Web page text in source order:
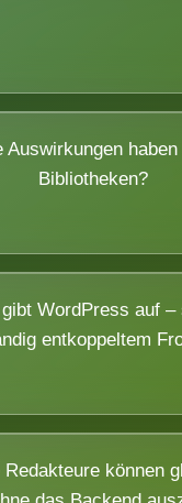
Auswirkungen
Bibliotheken?
WordPress auf –
entkoppeltem
können